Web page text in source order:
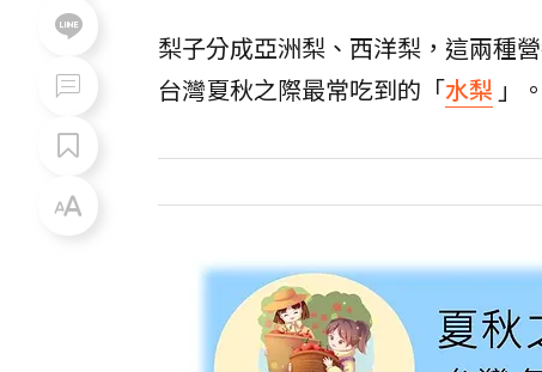
梨子分成亞洲梨、西洋梨，這兩種
台灣夏秋之際最常吃到的「水梨 」